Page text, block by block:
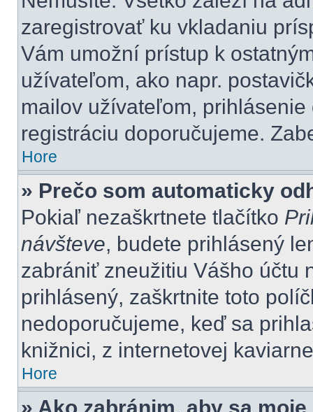
zaregistrovať ku vkladaniu
Vám umožní prístup k
užívateľom, ako napr.
mailov užívateľom,
registráciu doporučujeme.
Hore
» Prečo som automaticky
Pokiaľ nezaškrtnete tlačítko
návšteve, budete prihlásený
zabrániť zneužitiu Vášho účtu
prihlásený, zaškrtnite toto
nedoporučujeme, keď sa
knižnici, z internetovej
Hore